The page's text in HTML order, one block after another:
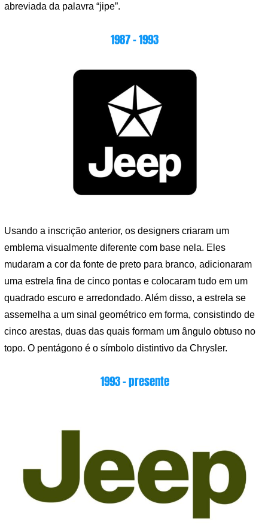
abreviada da palavra “jipe”.
1987 – 1993
Usando a inscrição anterior, os designers criaram um
emblema visualmente diferente com base nela. Eles
mudaram a cor da fonte de preto para branco, adicionaram
uma estrela fina de cinco pontas e colocaram tudo em um
quadrado escuro e arredondado. Além disso, a estrela se
assemelha a um sinal geométrico em forma, consistindo de
cinco arestas, duas das quais formam um ângulo obtuso no
topo. O pentágono é o símbolo distintivo da Chrysler.
1993 – presente